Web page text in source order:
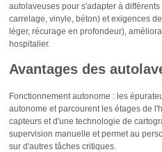
autolaveuses pour s'adapter à différents
carrelage, vinyle, béton) et exigences
léger, récurage en profondeur),
hospitalier.
Avantages des
Fonctionnement autonome : les
autonome et parcourent les étages de
capteurs et d'une technologie de
supervision manuelle et permet au
sur d'autres tâches critiques.